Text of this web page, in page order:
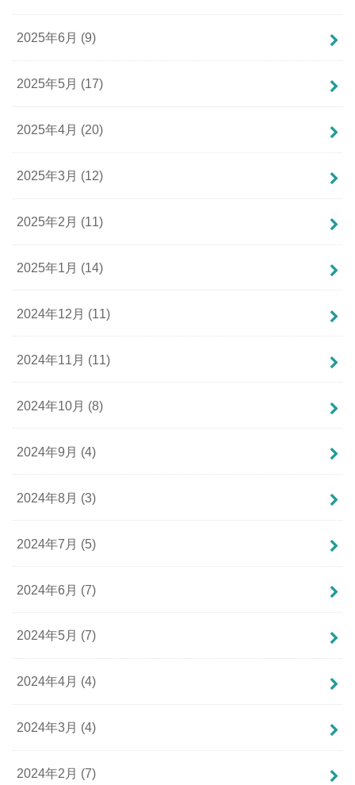
2025年6月 (9)
2025年5月 (17)
2025年4月 (20)
2025年3月 (12)
2025年2月 (11)
2025年1月 (14)
2024年12月 (11)
2024年11月 (11)
2024年10月 (8)
2024年9月 (4)
2024年8月 (3)
2024年7月 (5)
2024年6月 (7)
2024年5月 (7)
2024年4月 (4)
2024年3月 (4)
2024年2月 (7)